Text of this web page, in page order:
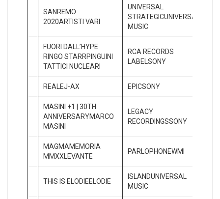
SANREMO
2020ARTISTI VARI
UNIVERSAL
STRATEGICUNIVERSAL
MUSIC
FUORI DALL’HYPE
RINGO STARRPINGUINI
TATTICI NUCLEARI
RCA RECORDS
LABELSONY
REALEJ-AX EPICSONY
MASINI +1 | 30TH
ANNIVERSARYMARCO
MASINI
LEGACY
RECORDINGSSONY
MAGMAMEMORIA
MMXXLEVANTE
PARLOPHONEWMI
THIS IS ELODIEELODIE
ISLANDUNIVERSAL
MUSIC